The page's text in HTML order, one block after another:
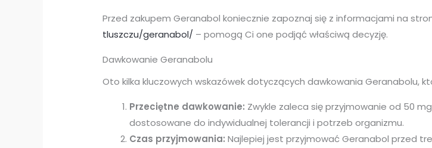
Przed zakupem Geranabol koniecznie zapoznaj się z informacjami na
tluszczu/geranabol/ – pomogą Ci one podjąć właściwą decyzję.
Dawkowanie Geranabolu
Oto kilka kluczowych wskazówek dotyczących dawkowania Geranabolu,
Przeciętne dawkowanie: Zwykle zaleca się przyjmowanie od 50
dostosowane do indywidualnej tolerancji i potrzeb organizmu.
Czas przyjmowania: Najlepiej jest przyjmować Geranabol przed